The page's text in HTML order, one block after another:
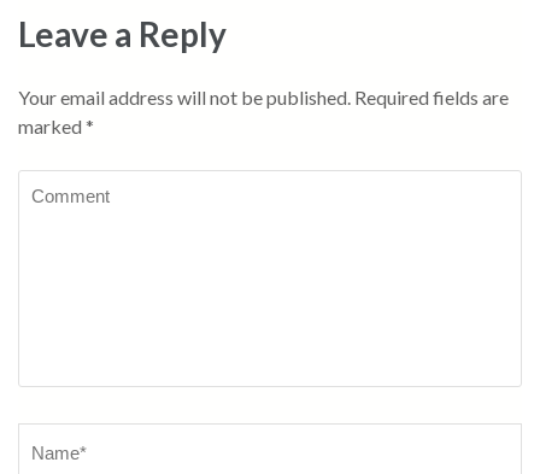
Leave a Reply
Your email address will not be published. Required fields are
marked *